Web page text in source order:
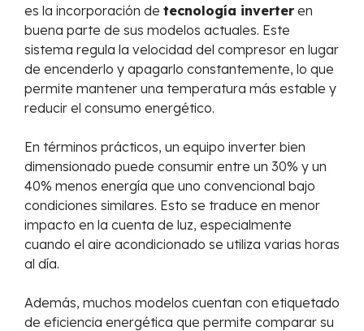
es la incorporación de tecnología inverter en
buena parte de sus modelos actuales. Este
sistema regula la velocidad del compresor en lugar
de encenderlo y apagarlo constantemente, lo que
permite mantener una temperatura más estable y
reducir el consumo energético.
En términos prácticos, un equipo inverter bien
dimensionado puede consumir entre un 30% y un
40% menos energía que uno convencional bajo
condiciones similares. Esto se traduce en menor
impacto en la cuenta de luz, especialmente
cuando el aire acondicionado se utiliza varias horas
al día.
Además, muchos modelos cuentan con etiquetado
de eficiencia energética que permite comparar su